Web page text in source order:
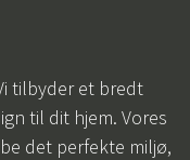
tilbyder et bredt
til dit hjem. Vores
det perfekte miljø,